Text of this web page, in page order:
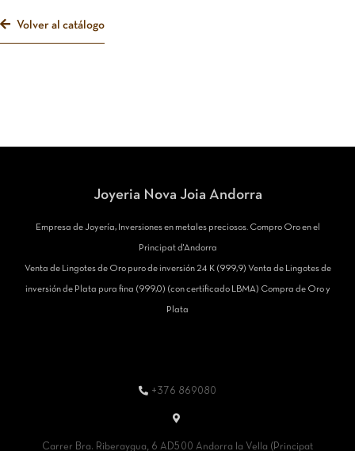
Volver al catálogo
Joyeria Nova Joia Andorra
Empresa de Joyería, Inversiones en metales preciosos. Compro Oro en el
Principat d'Andorra
Venta de Lingotes de Oro puro de inversión 24 K (999,9) Venta de Lingotes de
inversión de Plata pura fina (999,0) (con certificado LBMA) Compra de Oro y
Plata
+376 869080
Carrer Bra. Riberaygua, 6 AD500 Andorra la Vella (Principat